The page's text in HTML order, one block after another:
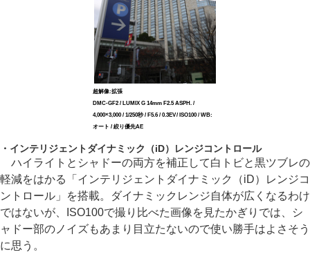
超解像:拡張
DMC-GF2 / LUMIX G 14mm F2.5 ASPH. /
4,000×3,000 / 1/250秒 / F5.6 / 0.3EV / ISO100 / WB:
オート / 絞り優先AE
・インテリジェントダイナミック（iD）レンジコントロール
ハイライトとシャドーの両方を補正して白トビと黒ツブレの
軽減をはかる「インテリジェントダイナミック（iD）レンジコ
ントロール」を搭載。ダイナミックレンジ自体が広くなるわけ
ではないが、ISO100で撮り比べた画像を見たかぎりでは、シ
ャドー部のノイズもあまり目立たないので使い勝手はよさそう
に思う。